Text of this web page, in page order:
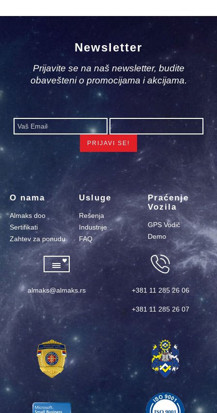
Newsletter
Prijavite se na naš newsletter, budite
obavešteni o promocijama i akcijama.
O nama
Almaks doo
Sertifikati
Zahtev za ponudu
Usluge
Rešenja
Industrije
FAQ
Praćenje
Vozila
GPS Vodič
Demo
almaks@almaks.rs +381 11 285 26 06
+381 11 285 26 07